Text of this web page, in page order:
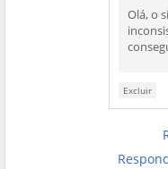
Olá, o
Excluir